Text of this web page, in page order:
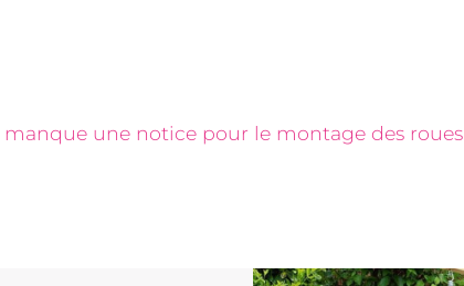
une notice pour le montage des roues